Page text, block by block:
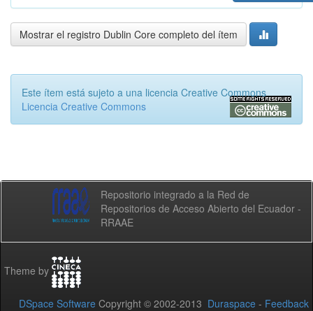
Mostrar el registro Dublin Core completo del ítem
Este ítem está sujeto a una licencia Creative Commons
Licencia Creative Commons
Repositorio integrado a la Red de
Repositorios de Acceso Abierto del Ecuador -
RRAAE
Theme by
DSpace Software Copyright © 2002-2013 Duraspace - Feedback